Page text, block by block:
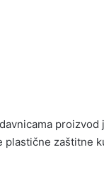
proizvod
plastične zaštitne